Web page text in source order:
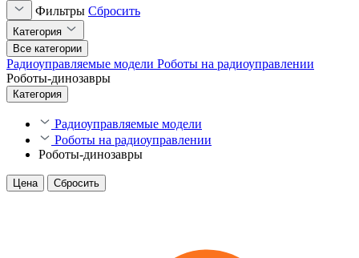
Фильтры Сбросить
Категория
Все категории
Радиоуправляемые модели Роботы на радиоуправлении
Роботы-динозавры
Категория
Радиоуправляемые модели
Роботы на радиоуправлении
Роботы-динозавры
Цена Сбросить